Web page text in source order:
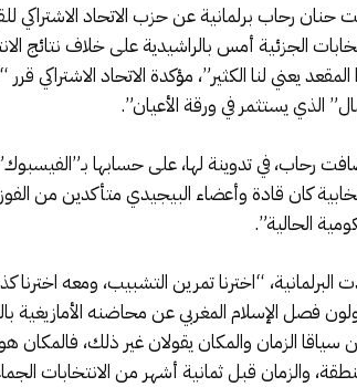
حنان رحاب برلمانية عن حزب الاتحاد الاشتراكي
الجزئية أمس بالراشيدية على خلاف نتائج
المقعد يعني لنا الكثير”، مؤكدة الاتحاد
الذي يستثمر في ورقة الأعيان”.
رحاب، في تدوينة لها، على حسابها
كان قادة وأعضاء البيجيدي متأكدين من
الحالية”.
البرلمانية، “اخترنا تمرين التشبيب، ومعه
فصل الإسلام المغربي عن محاضنه
سياقا الزمان والمكان يقولان غير ذلك، فالمكان
والزمان قبل ثمانية أشهر من الانتخابات